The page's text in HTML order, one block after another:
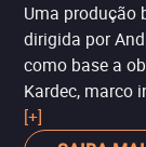
Uma produção
dirigida por
como base a
Kardec, marco
acompanha
[+]